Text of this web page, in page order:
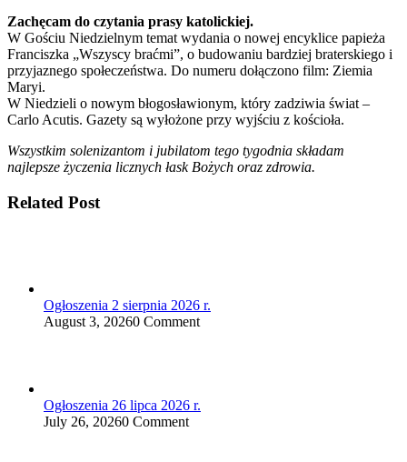
Zachęcam do czytania prasy katolickiej.
W Gościu Niedzielnym temat wydania o nowej encyklice papieża
Franciszka „Wszyscy braćmi”, o budowaniu bardziej braterskiego i
przyjaznego społeczeństwa. Do numeru dołączono film: Ziemia
Maryi.
W Niedzieli o nowym błogosławionym, który zadziwia świat –
Carlo Acutis. Gazety są wyłożone przy wyjściu z kościoła.
Wszystkim solenizantom i jubilatom tego tygodnia składam
najlepsze życzenia licznych łask Bożych oraz zdrowia.
Related Post
Ogłoszenia 2 sierpnia 2026 r.
August 3, 20260 Comment
Ogłoszenia 26 lipca 2026 r.
July 26, 20260 Comment